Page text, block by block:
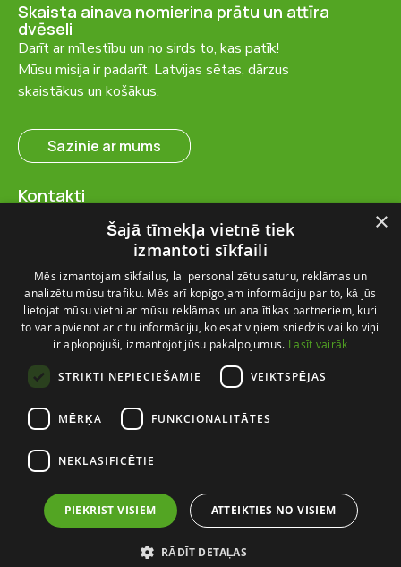
Skaista ainava nomierina prātu un attīra
dvēseli
Darīt ar mīlestību un no sirds to, kas patīk!
Mūsu misija ir padarīt, Latvijas sētas, dārzus
skaistākus un košākus.
Sazinie ar mums
Kontakti
Ventspils nov., Ugāles pag.,
Ugāle, “Salas” – 23, LV-3615
+371 28 767 262
info@flosfloret.com
Noderīga informācija
Par mums
Piegādes un atgriešana
Kontakti
Izmēru ceļvedis
© FlosFloret 2026. Visas tiesības aizsargātas
Lietošanas noteikumi
×
Šajā tīmekļa vietnē tiek
izmantoti sīkfaili
Mēs izmantojam sīkfailus, lai personalizētu saturu, reklāmas un
analizētu mūsu trafiku. Mēs arī kopīgojam informāciju par to, kā jūs
lietojat mūsu vietni ar mūsu reklāmas un analītikas partneriem, kuri
to var apvienot ar citu informāciju, ko esat viņiem sniedzis vai ko viņi
ir apkopojuši, izmantojot jūsu pakalpojumus. Lasīt vairāk
STRIKTI NEPIECIEŠAMIE VEIKTSPĒJAS
MĒRĶA FUNKCIONALITĀTES
NEKLASIFICĒTIE
PIEKRIST VISIEM ATTEIKTIES NO VISIEM
RĀDĪT DETAĻAS